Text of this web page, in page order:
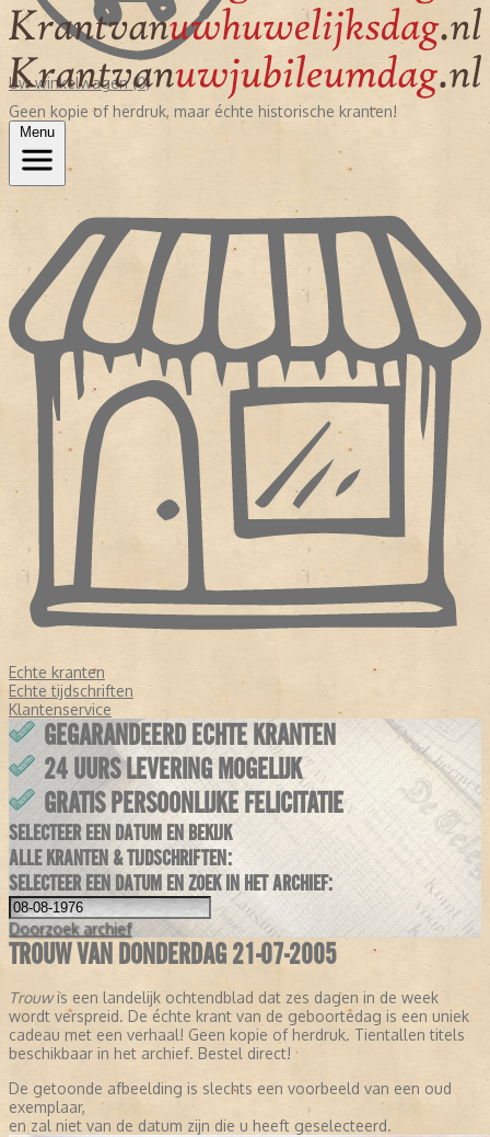
Uw winkelwagen (0)
Geen kopie of herdruk, maar échte historische kranten!
Menu
Echte kranten
Echte tijdschriften
Klantenservice
GEGARANDEERD ECHTE KRANTEN
24 UURS LEVERING MOGELIJK
GRATIS PERSOONLIJKE FELICITATIE
SELECTEER EEN DATUM EN BEKIJK
ALLE KRANTEN & TIJDSCHRIFTEN:
SELECTEER EEN DATUM EN ZOEK IN HET ARCHIEF:
Doorzoek archief
TROUW VAN DONDERDAG 21-07-2005
Trouwis een landelijk ochtendblad dat zes dagen in de week
wordt verspreid. De échte krant van de geboortedag is een uniek
cadeau met een verhaal! Geen kopie of herdruk. Tientallen titels
beschikbaar in het archief. Bestel direct!
De getoonde afbeelding is slechts een voorbeeld van een oud
exemplaar,
en zal niet van de datum zijn die u heeft geselecteerd.